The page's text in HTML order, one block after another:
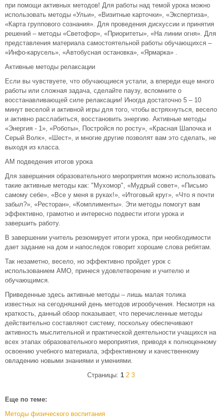
при помощи активных методов! Для работы над темой урока можно
использовать методы «Ульи», «Визитные карточки», «Экспертиза»,
«Карта группового сознания». Для проведения дискуссии и принятия
решений – методы «Cветофор», «Приоритеты», «На линии огня». Для
представления материала самостоятельной работы обучающихся –
«Инфо-карусель», «Автобусная остановка», «Ярмарка» .
Активные методы релаксации
Если вы чувствуете, что обучающиеся устали, а впереди еще много
работы или сложная задача, сделайте паузу, вспомните о
восстанавливающей силе релаксации! Иногда достаточно 5 – 10
минут веселой и активной игры для того, чтобы встряхнуться, весело
и активно расслабиться, восстановить энергию. Активные методы
«Энергия - 1», «Роботы», Постройся по росту», «Красная Шапочка и
Серый Волк», «Шест», и многие другие позволят вам это сделать, не
выходя из класса.
АМ подведения итогов урока
Для завершения образовательного мероприятия можно использовать
такие активные методы как: "Мухомор", «Мудрый совет», «Письмо
самому себе», «Все у меня в руках!», «Итоговый круг», «Что я почти
забыл?», «Ресторан», «Комплименты». Эти методы помогут вам
эффективно, грамотно и интересно подвести итоги урока и
завершить работу.
В завершении учитель резюмирует итоги урока, при необходимости
дает задание на дом и напоследок говорит хорошие слова ребятам.
Так незаметно, весело, но эффективно пройдет урок с
использованием АМО, принеся удовлетворение и учителю и
обучающимся.
Приведенные здесь активные методы – лишь малая толика
известных на сегодняшний день методов игрообучения. Несмотря на
краткость, данный обзор показывает, что перечисленные методы
действительно составляют систему, поскольку обеспечивают
активность мыслительной и практической деятельности учащихся на
всех этапах образовательного мероприятия, приводя к полноценному
освоению учебного материала, эффективному и качественному
овладению новыми знаниями и умениями.
Страницы: 1 2 3
Еще по теме:
Методы физического воспитания